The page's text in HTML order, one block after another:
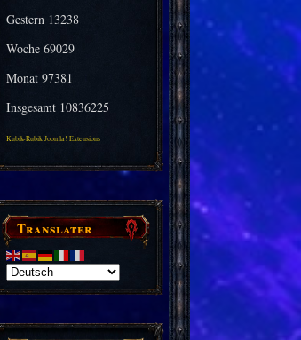
Gestern 13238
Woche69029
Monat97381
Insgesamt 10836225
Kubik-Rubik Joomla! Extensions
Translater